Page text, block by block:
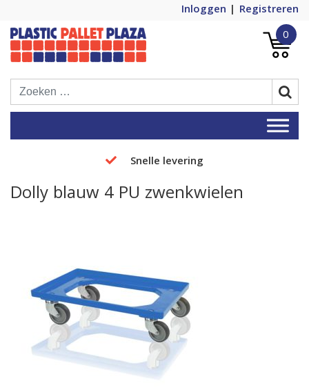
Inloggen
Registreren
Plastic Pallet Plaza
Plastic Pallets Plaza, de nummer 1 in
Europa!
0
Snelle levering
Dolly blauw 4 PU zwenkwielen